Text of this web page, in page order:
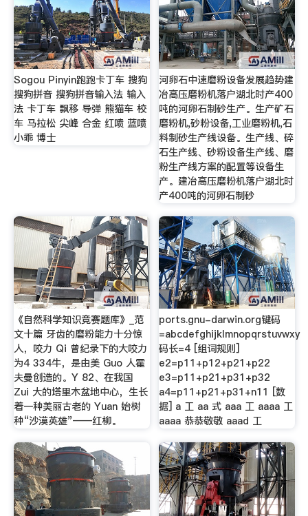
Sogou Pinyin跑跑卡丁车 搜狗
搜狗拼音 搜狗拼音输入法 输入
法 卡丁车 飘移 导弹 熊猫车 校
车 马拉松 尖峰 合金 红喷 蓝喷
小乖 博士
河卵石中速磨粉设备发展趋势建
冶高压磨粉机落户湖北时产400
吨的河卵石制砂生产。生产矿石
磨粉机,砂粉设备,工业磨粉机,石
料制砂生产线设备。生产线、碎
石生产线、砂粉设备生产线、磨
粉生产线方案的配置等设备生
产。建冶高压磨粉机落户湖北时
产400吨的河卵石制砂
《自然科学知识竞赛题库》_范
文十篇 牙齿的磨粉能力十分惊
人，咬力 Qi 曾纪录下的大咬力
为4 334牛，是由美 Guo 人霍
夫曼创造的。Y 82、在我国
Zui 大的塔里木盆地中心，生长
着一种美丽古老的 Yuan 始树
种“沙漠英雄”——红柳。
ports.gnu-darwin.org键码
=abcdefghijklmnopqrstuvwxy
码长=4 [组词规则]
e2=p11+p12+p21+p22
e3=p11+p21+p31+p32
a4=p11+p21+p31+n11 [数
据] a 工 aa 式 aaa 工 aaaa 工
aaaa 恭恭敬敬 aaad 工